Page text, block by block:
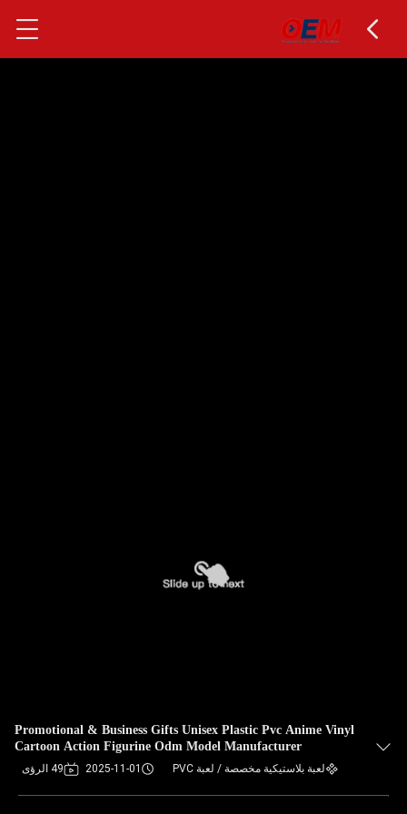
Promotional & Business Gifts Unisex Plastic Pvc Anime Vinyl
Cartoon Action Figurine Odm Model Manufacturer
لعبة بلاستيكية مخصصة / لعبة PVC 2025-11-01 49 الرؤى